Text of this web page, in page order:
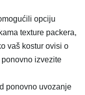
opciju
texture packera,
vaš kostur ovisi o
izvezite
ponovno uvozanje